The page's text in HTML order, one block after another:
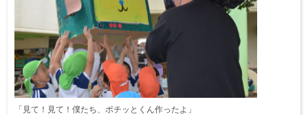
「見て！見て！僕たち、ポチッとくん作ったよ」